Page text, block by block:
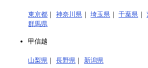
東京都 ｜神奈川県 ｜埼玉県 ｜千葉県 ｜
群馬県
甲信越
山梨県 ｜長野県 ｜ 新潟県